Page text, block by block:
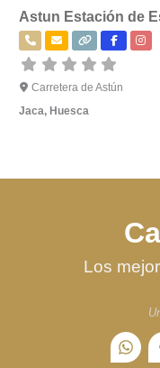
Astun Estación de
Carretera de Astún
Jaca, Huesca
Los